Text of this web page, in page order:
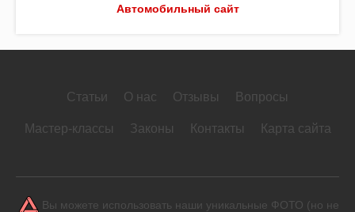
Автомобильный сайт
Статьи О нас Отзывы Вопросы
Мастер-классы Законы Контакты Карта сайта
Вы можете использовать наши уникальные ФОТО (но не